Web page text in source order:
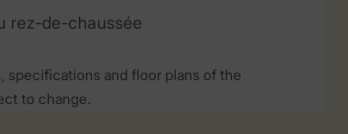
rez-de-chaussée
specifications and floor plans of the
to change.